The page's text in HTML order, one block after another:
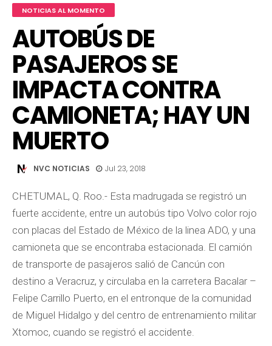
NOTICIAS AL MOMENTO
AUTOBÚS DE
PASAJEROS SE
IMPACTA CONTRA
CAMIONETA; HAY UN
MUERTO
NVC NOTICIAS Jul 23, 2018
CHETUMAL, Q. Roo.- Esta madrugada se registró un
fuerte accidente, entre un autobús tipo Volvo color rojo
con placas del Estado de México de la linea ADO, y una
camioneta que se encontraba estacionada. El camión
de transporte de pasajeros salió de Cancún con
destino a Veracruz, y circulaba en la carretera Bacalar –
Felipe Carrillo Puerto, en el entronque de la comunidad
de Miguel Hidalgo y del centro de entrenamiento militar
Xtomoc, cuando se registró el accidente.